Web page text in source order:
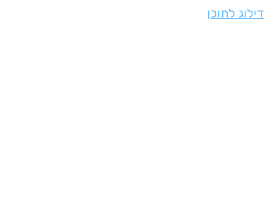
דילוג לתוכן